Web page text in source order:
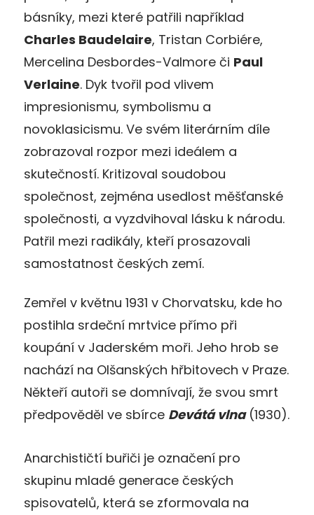
básníky, mezi které patřili například
Charles Baudelaire, Tristan Corbiére,
Mercelina Desbordes-Valmore či Paul
Verlaine. Dyk tvořil pod vlivem
impresionismu, symbolismu a
novoklasicismu. Ve svém literárním díle
zobrazoval rozpor mezi ideálem a
skutečností. Kritizoval soudobou
společnost, zejména usedlost měšťanské
společnosti, a vyzdvihoval lásku k národu.
Patřil mezi radikály, kteří prosazovali
samostatnost českých zemí.
Zemřel v květnu 1931 v Chorvatsku, kde ho
postihla srdeční mrtvice přímo při
koupání v Jaderském moři. Jeho hrob se
nachází na Olšanských hřbitovech v Praze.
Někteří autoři se domnívají, že svou smrt
předpověděl ve sbírce Devátá vlna(1930).
Anarchističtí buřiči je označení pro
skupinu mladé generace českých
spisovatelů, která se zformovala na